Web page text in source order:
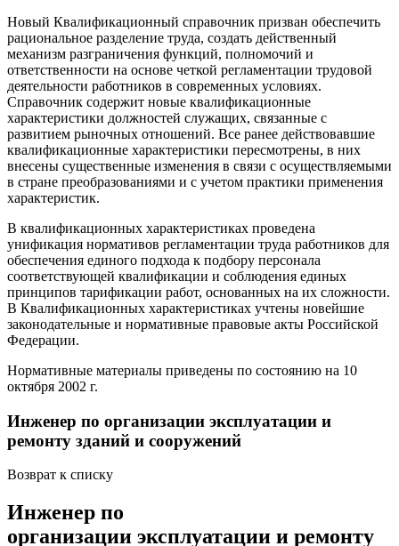
Новый Квалификационный справочник призван обеспечить
рациональное разделение труда, создать действенный
механизм разграничения функций, полномочий и
ответственности на основе четкой регламентации трудовой
деятельности работников в современных условиях.
Справочник содержит новые квалификационные
характеристики должностей служащих, связанные с
развитием рыночных отношений. Все ранее действовавшие
квалификационные характеристики пересмотрены, в них
внесены существенные изменения в связи с осуществляемыми
в стране преобразованиями и с учетом практики применения
характеристик.
В квалификационных характеристиках проведена
унификация нормативов регламентации труда работников для
обеспечения единого подхода к подбору персонала
соответствующей квалификации и соблюдения единых
принципов тарификации работ, основанных на их сложности.
В Квалификационных характеристиках учтены новейшие
законодательные и нормативные правовые акты Российской
Федерации.
Нормативные материалы приведены по состоянию на 10
октября 2002 г.
Инженер по организации эксплуатации и
ремонту зданий и сооружений
Возврат к списку
Инженер по
организации эксплуатации и ремонту